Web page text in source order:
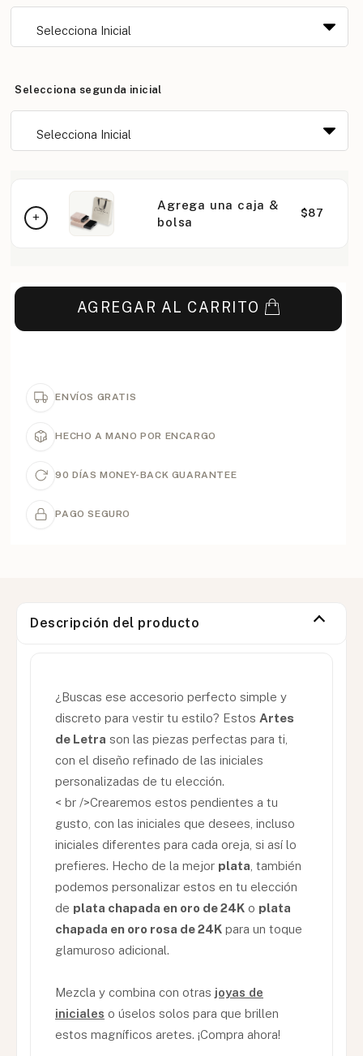
Selecciona segunda inicial
Agrega una caja &
bolsa
$87
AGREGAR AL CARRITO
ENVÍOS GRATIS
HECHO A MANO POR ENCARGO
90 DÍAS MONEY-BACK GUARANTEE
PAGO SEGURO
Descripción del producto
¿Buscas ese accesorio perfecto simple y
discreto para vestir tu estilo? Estos Artes
de Letra son las piezas perfectas para ti,
con el diseño refinado de las iniciales
personalizadas de tu elección.
< br />Crearemos estos pendientes a tu
gusto, con las iniciales que desees, incluso
iniciales diferentes para cada oreja, si así lo
prefieres. Hecho de la mejor plata , también
podemos personalizar estos en tu elección
de plata chapada en oro de 24K o plata
chapada en oro rosa de 24K para un toque
glamuroso adicional.
Mezcla y combina con otras joyas de
iniciales o úselos solos para que brillen
estos magníficos aretes. ¡Compra ahora!